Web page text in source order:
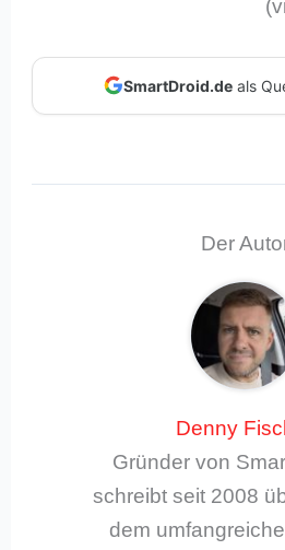
SmartDroid.deals
Der
Denny
Gründer von
schreibt seit 2008
dem